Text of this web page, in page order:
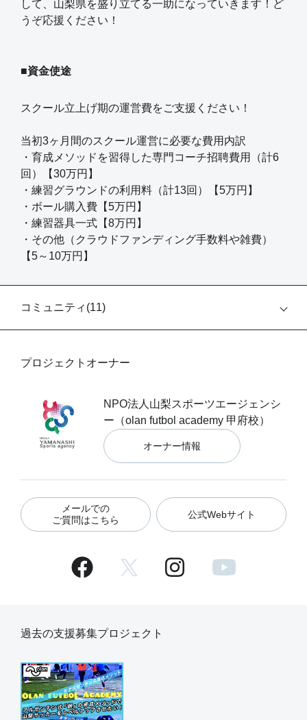
して、山梨県を盛り立てる一助になっていきます！ど
うぞ応援ください！
■資金使途
スクール立上げ期の運営費をご支援ください！
当初3ヶ月間のスクール運営に必要な費用内訳
・育成メソッドを習得した専門コーチ招聘費用（計6
回）【30万円】
・練習グラウンドの利用料（計13回）【5万円】
・ボール購入費【5万円】
・練習器具一式【8万円】
・その他（クラウドファンディング手数料や雑費）
【5～10万円】
コミュニティ(11)
プロジェクトオーナー
NPO法人山梨スポーツエージェンシ
ー（olan futbol academy 甲府校）
オーナー情報
メールでの
ご質問はこちら
公式Webサイト
過去の支援募集プロジェクト